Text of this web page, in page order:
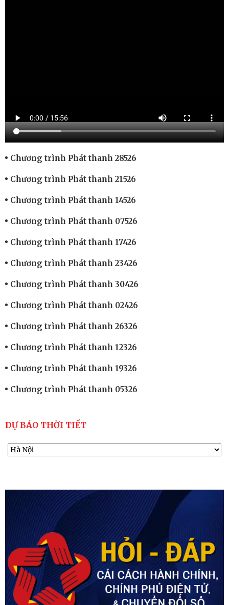
Chương trình Phát thanh 28526
Chương trình Phát thanh 21526
Chương trình Phát thanh 14526
Chương trình Phát thanh 07526
Chương trình Phát thanh 17426
Chương trình Phát thanh 23426
Chương trình Phát thanh 30426
Chương trình Phát thanh 02426
Chương trình Phát thanh 26326
Chương trình Phát thanh 12326
Chương trình Phát thanh 19326
Chương trình Phát thanh 05326
DỰ BÁO THỜI TIẾT